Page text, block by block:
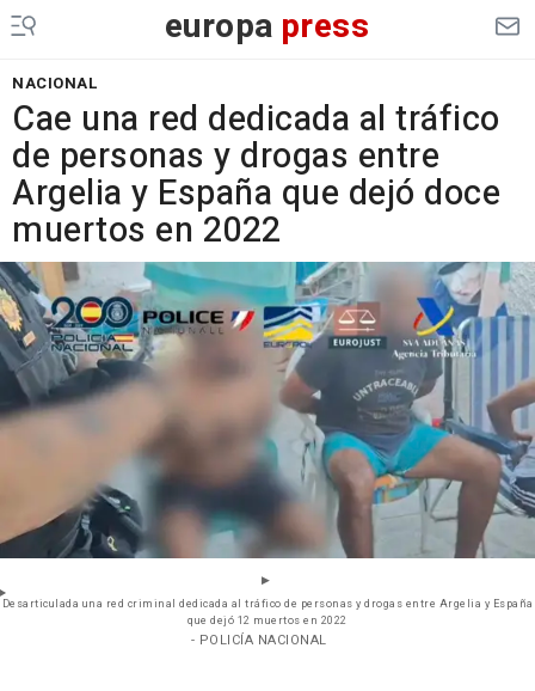
europa press
NACIONAL
Cae una red dedicada al tráfico
de personas y drogas entre
Argelia y España que dejó doce
muertos en 2022
Desarticulada una red criminal dedicada al tráfico de personas y drogas entre Argelia y España
que dejó 12 muertos en 2022
- POLICÍA NACIONAL